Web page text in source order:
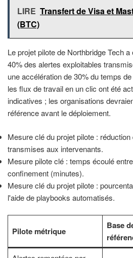
LIRE Transfert de Visa et
(BTC)
Le projet pilote de Northbridge Tech
40% des alertes exploitables
une accélération de 30% du temps
les flux de travail en un clic ont été
indicatives ; les organisations
référence avant le déploiement.
Mesure clé du projet pilote :
transmises aux intervenants.
Mesure pilote clé : temps écoulé
confinement (minutes).
Mesure clé du projet pilote :
l'aide de playbooks automatisés.
Pilote métrique
Base